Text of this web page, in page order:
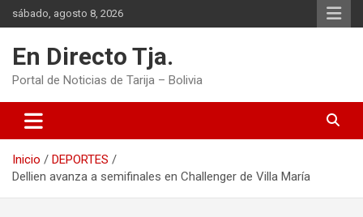
Saltar
al
sábado, agosto 8, 2026
En Directo Tja.
Portal de Noticias de Tarija – Bolivia
Inicio
DEPORTES
Dellien avanza a semifinales en Challenger de Villa María